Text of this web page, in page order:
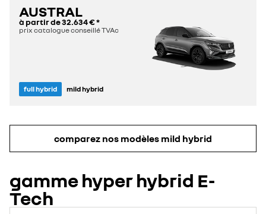
AUSTRAL
à partir de32.634 €*
prix catalogue conseillé TVAc
full hybrid mild hybrid
comparez nos modèles mild hybrid
gamme hyper hybrid E-
Tech